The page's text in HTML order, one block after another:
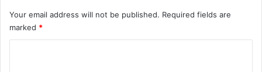
Your email address will not be published. Required fields are
marked *